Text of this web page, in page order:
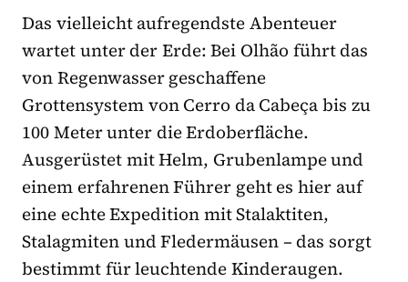
Das vielleicht aufregendste Abenteuer
wartet unter der Erde: Bei Olhão führt das
von Regenwasser geschaffene
Grottensystem von Cerro da Cabeça bis zu
100 Meter unter die Erdoberfläche.
Ausgerüstet mit Helm, Grubenlampe und
einem erfahrenen Führer geht es hier auf
eine echte Expedition mit Stalaktiten,
Stalagmiten und Fledermäusen – das sorgt
bestimmt für leuchtende Kinderaugen.